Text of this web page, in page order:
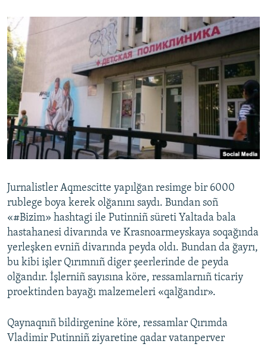
Jurnalistler Aqmescitte yapılğan resimge bir 6000
rublege boya kerek olğanını saydı. Bundan soñ
«#Bizim» hashtagi ile Putinniñ süreti Yaltada bala
hastahanesi divarında ve Krasnoarmeyskaya soqağında
yerleşken evniñ divarında peyda oldı. Bundan da ğayrı,
bu kibi işler Qırımnıñ diger şeerlerinde de peyda
olğandır. İşlerniñ sayısına köre, ressamlarnıñ ticariy
proektinden bayağı malzemeleri «qalğandır».
Qaynaqnıñ bildirgenine köre, ressamlar Qırımda
Vladimir Putinniñ ziyaretine qadar vatanperver